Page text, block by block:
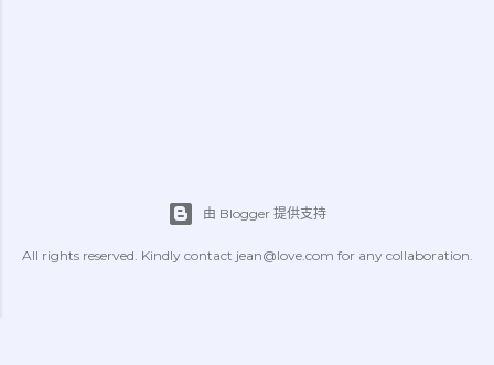
由 Blogger 提供支持
All rights reserved. Kindly contact jean@love.com for any collaboration.